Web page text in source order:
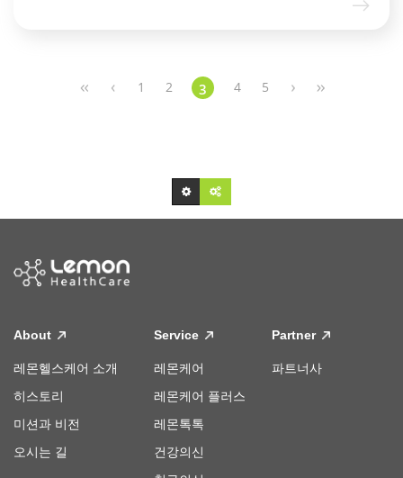
1 2 3 4 5
About
레몬헬스케어 소개
히스토리
미션과 비전
오시는 길
Service
레몬케어
레몬케어 플러스
레몬톡톡
건강의신
Partner
파트너사